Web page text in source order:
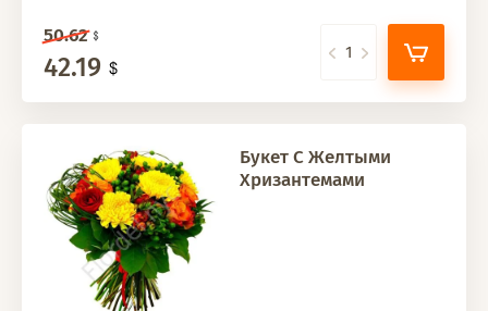
50.62
42.19
Букет С Желтыми
Хризантемами